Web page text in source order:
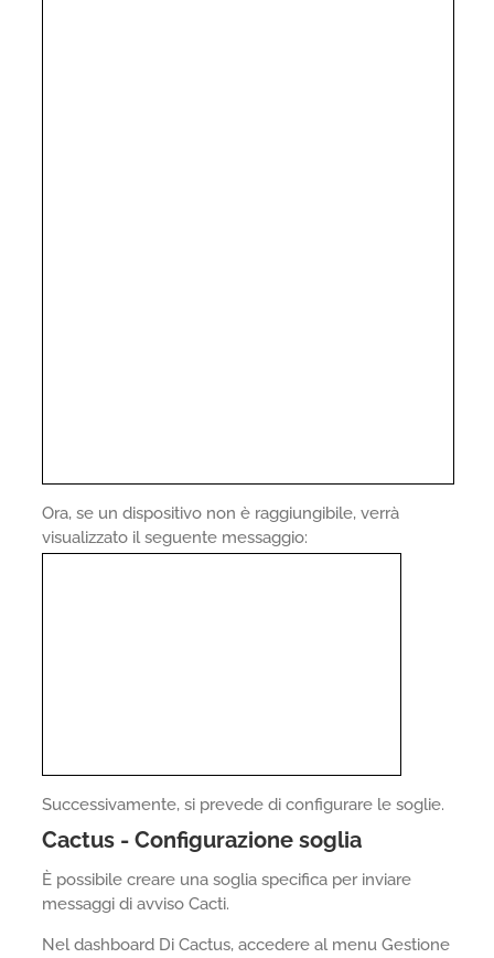
Ora, se un dispositivo non è raggiungibile, verrà
visualizzato il seguente messaggio:
Successivamente, si prevede di configurare le soglie.
Cactus - Configurazione soglia
È possibile creare una soglia specifica per inviare
messaggi di avviso Cacti.
Nel dashboard Di Cactus, accedere al menu Gestione